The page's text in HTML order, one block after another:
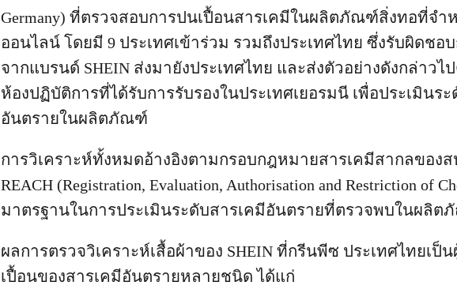
Germany) ที่ตรวจสอบการปนเปื้อนสารเคมีในผลิตภัณฑ์สิ่งทอที่จำ
ออนไลน์ โดยมี 9 ประเทศเข้าร่วม รวมถึงประเทศไทย ซึ่งรับผิดชอ
จากแบรนด์ SHEIN ส่งมายังประเทศไทย และส่งตัวอย่างดังกล่าวไ
ห้องปฏิบัติการที่ได้รับการรับรองในประเทศเยอรมนี เพื่อประเมินร
อันตรายในผลิตภัณฑ์
การวิเคราะห์ทั้งหมดอ้างอิงตามกรอบกฎหมายสารเคมีสากลของ
REACH (Registration, Evaluation, Authorisation and Restriction of
มาตรฐานในการประเมินระดับสารเคมีอันตรายที่ตรวจพบในผลิต
ผลการตรวจวิเคราะห์เสื้อผ้าของ SHEIN ที่กรีนพีซ ประเทศไทยเป็
เปื้อนของสารเคมีอันตรายหลายชนิด ได้แก่